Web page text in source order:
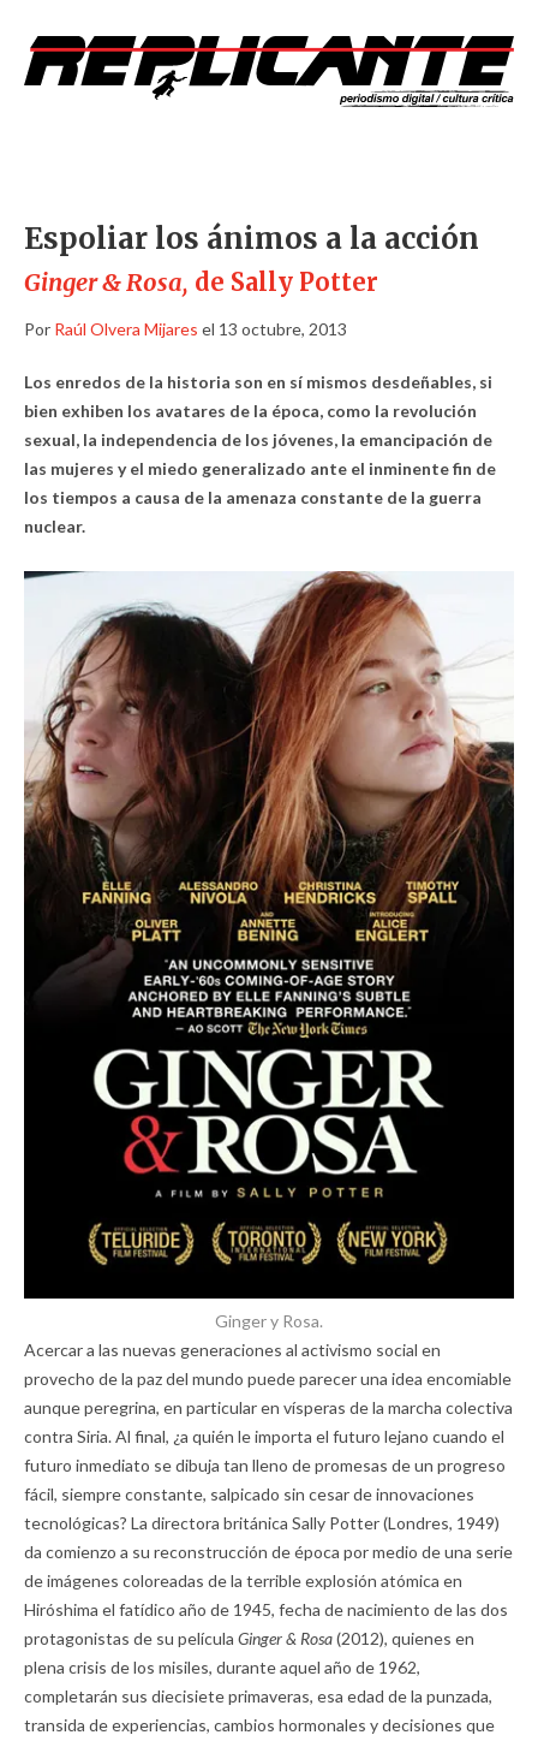
Espoliar los ánimos a la acción
Ginger & Rosa, de Sally Potter
Por Raúl Olvera Mijares el 13 octubre, 2013
Los enredos de la historia son en sí mismos desdeñables, si
bien exhiben los avatares de la época, como la revolución
sexual, la independencia de los jóvenes, la emancipación de
las mujeres y el miedo generalizado ante el inminente fin de
los tiempos a causa de la amenaza constante de la guerra
nuclear.
Ginger y Rosa.
Acercar a las nuevas generaciones al activismo social en
provecho de la paz del mundo puede parecer una idea encomiable
aunque peregrina, en particular en vísperas de la marcha colectiva
contra Siria. Al final, ¿a quién le importa el futuro lejano cuando el
futuro inmediato se dibuja tan lleno de promesas de un progreso
fácil, siempre constante, salpicado sin cesar de innovaciones
tecnológicas? La directora británica Sally Potter (Londres, 1949)
da comienzo a su reconstrucción de época por medio de una serie
de imágenes coloreadas de la terrible explosión atómica en
Hiróshima el fatídico año de 1945, fecha de nacimiento de las dos
protagonistas de su película Ginger & Rosa(2012), quienes en
plena crisis de los misiles, durante aquel año de 1962,
completarán sus diecisiete primaveras, esa edad de la punzada,
transida de experiencias, cambios hormonales y decisiones que